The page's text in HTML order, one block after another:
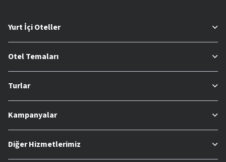
Yurt İçi Oteller
Otel Temaları
Turlar
Kampanyalar
Diğer Hizmetlerimiz